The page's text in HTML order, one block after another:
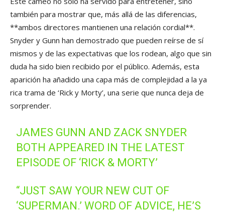
también para mostrar que, más allá de las diferencias,
**ambos directores mantienen una relación cordial**.
Snyder y Gunn han demostrado que pueden reírse de sí
mismos y de las expectativas que los rodean, algo que sin
duda ha sido bien recibido por el público. Además, esta
aparición ha añadido una capa más de complejidad a la ya
rica trama de ‘Rick y Morty’, una serie que nunca deja de
sorprender.
JAMES GUNN AND ZACK SNYDER
BOTH APPEARED IN THE LATEST
EPISODE OF ‘RICK & MORTY’
“JUST SAW YOUR NEW CUT OF
‘SUPERMAN.’ WORD OF ADVICE, HE’S